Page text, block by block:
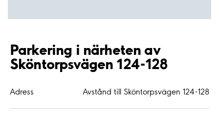
Parkering i närheten av
Sköntorpsvägen 124-128
Adress Avstånd till Sköntorpsvägen 124-128